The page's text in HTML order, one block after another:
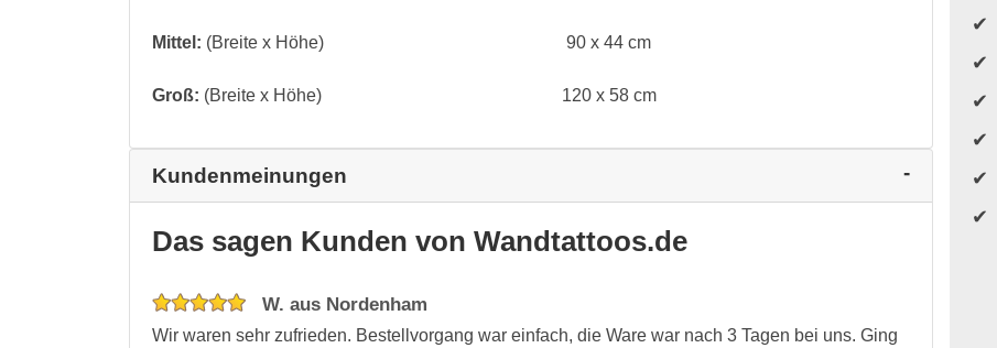
Mittel: (Breite x Höhe) 90 x 44 cm
Groß: (Breite x Höhe) 120 x 58 cm
Kundenmeinungen
Das sagen Kunden von Wandtattoos.de
W. aus Nordenham
Wir waren sehr zufrieden. Bestellvorgang war einfach, die Ware war nach 3 Tagen bei uns. Ging